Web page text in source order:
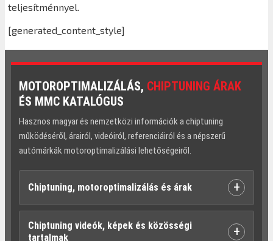
teljesítménnyel.
[generated_content_style]
MOTOROPTIMALIZÁLÁS, CHIPTUNING ÁRAK
ÉS MMC KATALÓGUS
Hasznos magyar és nemzetközi információk a chiptuning
működéséről, árairól, videóiról, referenciáiról és a népszerű
autómárkák motoroptimalizálási lehetőségeiről.
Chiptuning, motoroptimalizálás és árak +
Chiptuning videók, képek és közösségi
tartalmak
+